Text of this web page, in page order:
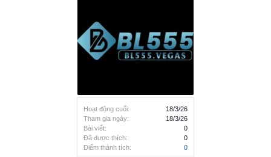
Hoạt động cuối:
18/3/26
Tham gia ngày:
18/3/26
Bài viết:
0
Đã được thích:
0
Điểm thành tích:
0